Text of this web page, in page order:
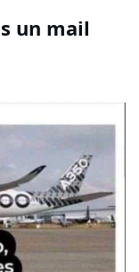
un mail